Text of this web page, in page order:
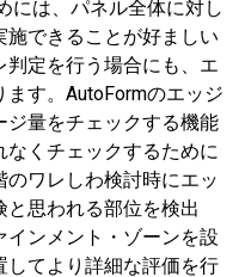
には、パネル全体に対し
できることが好ましい
定を行う場合にも、エ
す。AutoFormのエッジ
ジ量をチェックする機能
くチェックするために
ワレしわ検討時にエッ
思われる部位を検出
インメント・ゾーンを設
してより詳細な評価を行